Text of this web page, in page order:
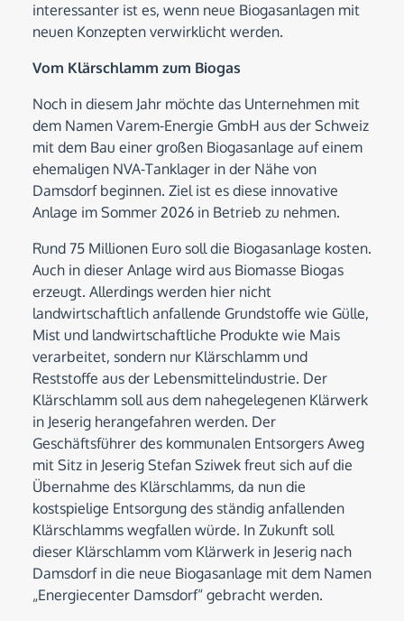
interessanter ist es, wenn neue Biogasanlagen mit
neuen Konzepten verwirklicht werden.
Vom Klärschlamm zum Biogas
Noch in diesem Jahr möchte das Unternehmen mit
dem Namen Varem-Energie GmbH aus der Schweiz
mit dem Bau einer großen Biogasanlage auf einem
ehemaligen NVA-Tanklager in der Nähe von
Damsdorf beginnen. Ziel ist es diese innovative
Anlage im Sommer 2026 in Betrieb zu nehmen.
Rund 75 Millionen Euro soll die Biogasanlage kosten.
Auch in dieser Anlage wird aus Biomasse Biogas
erzeugt. Allerdings werden hier nicht
landwirtschaftlich anfallende Grundstoffe wie Gülle,
Mist und landwirtschaftliche Produkte wie Mais
verarbeitet, sondern nur Klärschlamm und
Reststoffe aus der Lebensmittelindustrie. Der
Klärschlamm soll aus dem nahegelegenen Klärwerk
in Jeserig herangefahren werden. Der
Geschäftsführer des kommunalen Entsorgers Aweg
mit Sitz in Jeserig Stefan Sziwek freut sich auf die
Übernahme des Klärschlamms, da nun die
kostspielige Entsorgung des ständig anfallenden
Klärschlamms wegfallen würde. In Zukunft soll
dieser Klärschlamm vom Klärwerk in Jeserig nach
Damsdorf in die neue Biogasanlage mit dem Namen
„Energiecenter Damsdorf“ gebracht werden.